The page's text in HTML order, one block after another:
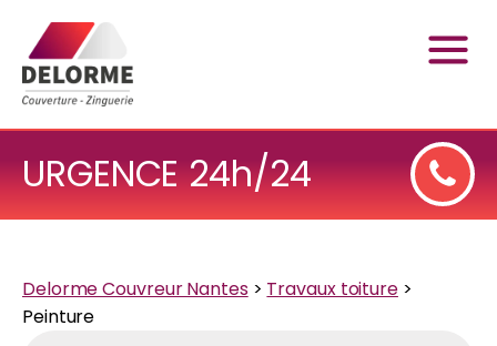
URGENCE 24h/24
Delorme Couvreur Nantes > Travaux toiture >
Peinture